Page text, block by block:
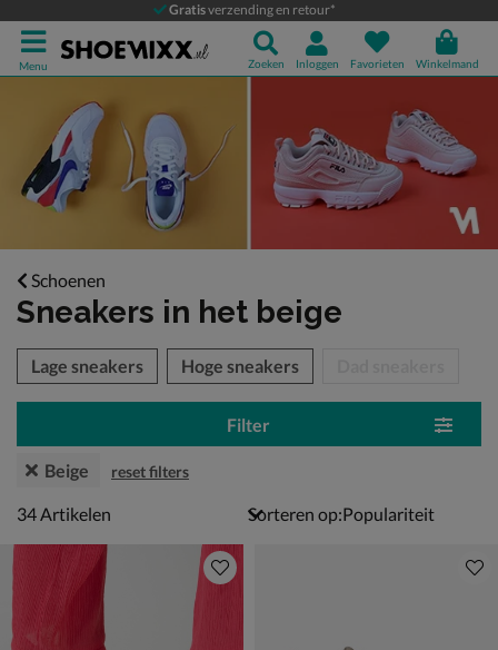
Gratisverzending en retour*
Menu Zoeken Inloggen Favorieten Winkelmand
Schoenen
Sneakers in het beige
over
Lage sneakers Hoge sneakers
Filter
Beige reset filters
34 artikelen
34 Artikelen Sorteren op: